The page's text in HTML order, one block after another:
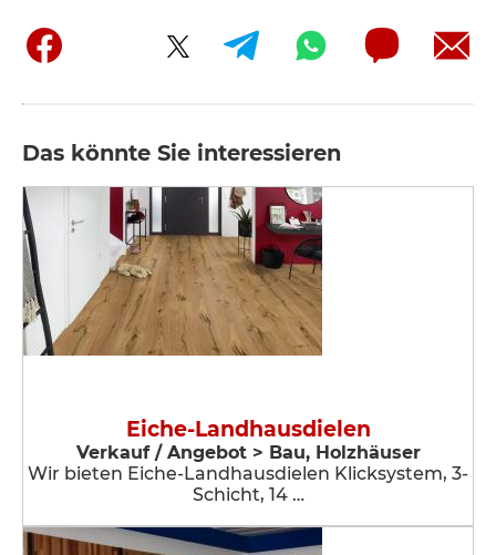
Das könnte Sie interessieren
Eiche-Landhausdielen
Verkauf / Angebot > Bau, Holzhäuser
Wir bieten Eiche-Landhausdielen Klicksystem, 3-
Schicht, 14 …